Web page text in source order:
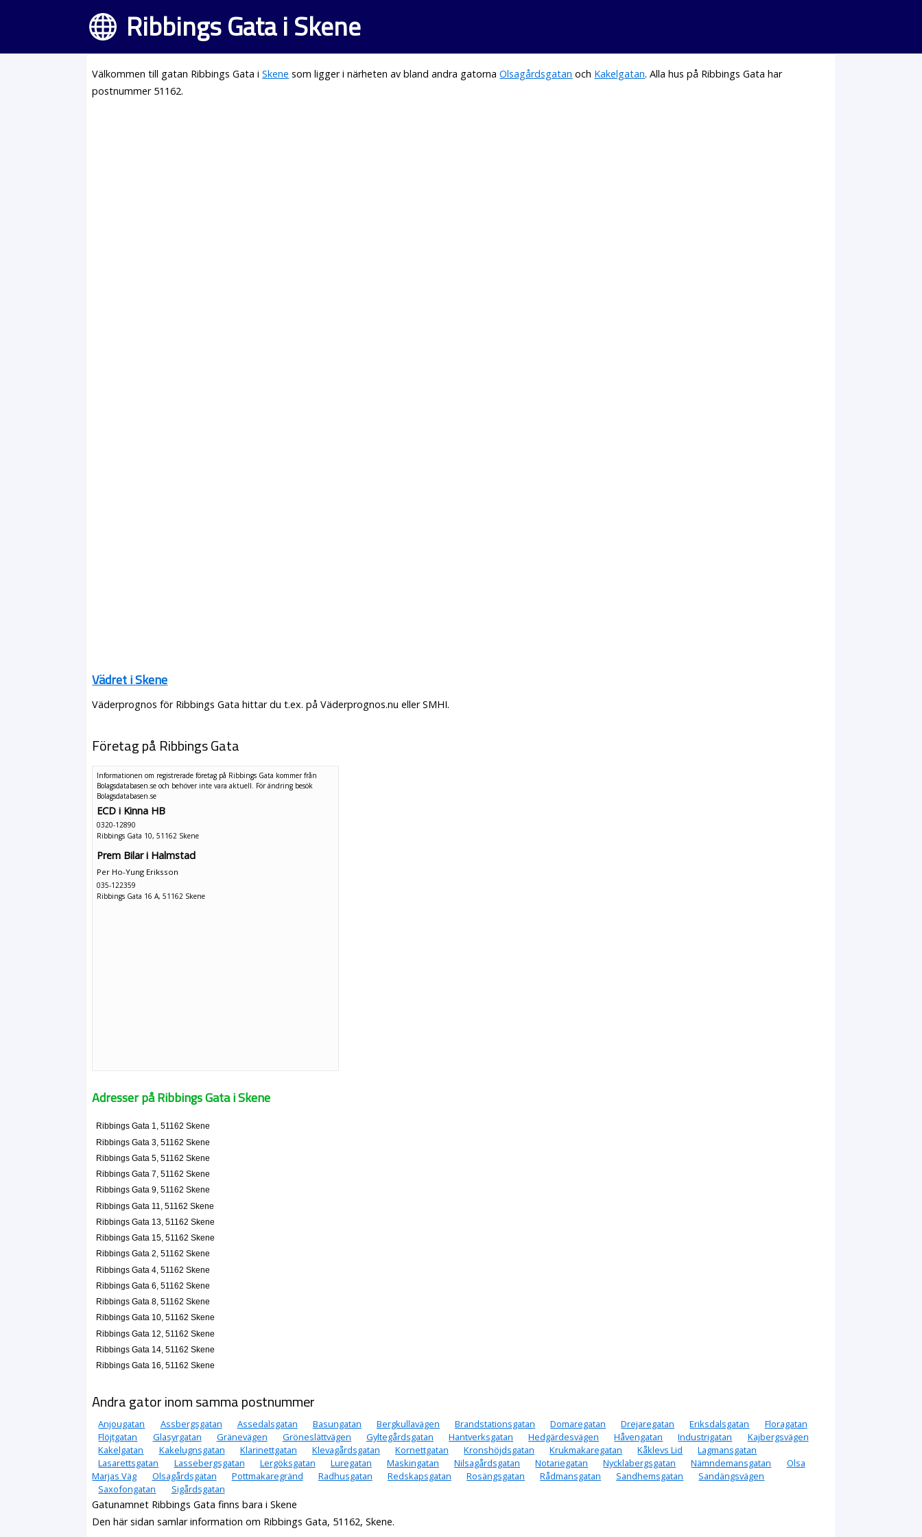
Ribbings Gata i Skene
Välkommen till gatan Ribbings Gata iSkene som ligger i närheten av bland andra gatornaOlsagårdsgatan och Kakelgatan. Alla hus på Ribbings Gata har
postnummer 51162.
Vädret i Skene
Väderprognos för Ribbings Gata hittar du t.ex. på Väderprognos.nu eller SMHI.
Företag på Ribbings Gata
Informationen om registrerade företag på Ribbings Gata kommer från
Bolagsdatabasen.se och behöver inte vara aktuell. För ändring besök
Bolagsdatabasen.se
ECD i Kinna HB
0320-12890
Ribbings Gata 10, 51162 Skene
Prem Bilar i Halmstad
Per Ho-Yung Eriksson
035-122359
Ribbings Gata 16 A, 51162 Skene
Adresser på Ribbings Gata i Skene
Ribbings Gata 1, 51162 Skene
Ribbings Gata 3, 51162 Skene
Ribbings Gata 5, 51162 Skene
Ribbings Gata 7, 51162 Skene
Ribbings Gata 9, 51162 Skene
Ribbings Gata 11, 51162 Skene
Ribbings Gata 13, 51162 Skene
Ribbings Gata 15, 51162 Skene
Ribbings Gata 2, 51162 Skene
Ribbings Gata 4, 51162 Skene
Ribbings Gata 6, 51162 Skene
Ribbings Gata 8, 51162 Skene
Ribbings Gata 10, 51162 Skene
Ribbings Gata 12, 51162 Skene
Ribbings Gata 14, 51162 Skene
Ribbings Gata 16, 51162 Skene
Andra gator inom samma postnummer
Anjougatan Assbergsgatan Assedalsgatan Basungatan Bergkullavägen Brandstationsgatan Domaregatan Drejaregatan Eriksdalsgatan
Floragatan
Flöjtgatan
Glasyrgatan Gränevägen Gröneslättvägen Gyltegårdsgatan Hantverksgatan Hedgärdesvägen Håvengatan Industrigatan
Kajbergsvägen
Kakelgatan
Kakelugnsgatan Klarinettgatan Klevagårdsgatan Kornettgatan Kronshöjdsgatan Krukmakaregatan Kåklevs Lid
Lagmansgatan
Lasarettsgatan
Lassebergsgatan Lergöksgatan Luregatan Maskingatan Nilsagårdsgatan Notariegatan Nycklabergsgatan Nämndemansgatan
Olsa
Marjas Väg
Olsagårdsgatan Pottmakaregränd Radhusgatan Redskapsgatan Rosängsgatan Rådmansgatan Sandhemsgatan
Sandängsvägen
Saxofongatan
Sigårdsgatan
Gatunamnet Ribbings Gata finns bara i Skene
Den här sidan samlar information om Ribbings Gata, 51162, Skene.